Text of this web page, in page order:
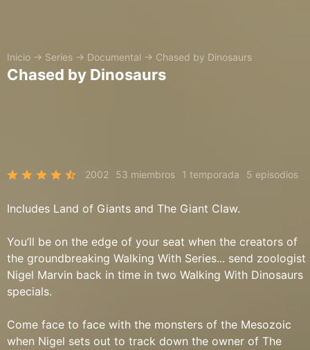
Inicio → Series → Documental → Chased by Dinosaurs
Chased by Dinosaurs
2002 53 miembros 1 temporada 5 episodios
Includes Land of Giants and The Giant Claw.
You’ll be on the edge of your seat when the creators of
the groundbreaking Walking With Series... send zoologist
Nigel Marvin back in time in two Walking With Dinosaurs
specials.
Come face to face with the monsters of the Mesozoic
when Nigel sets out to track down the owner of The